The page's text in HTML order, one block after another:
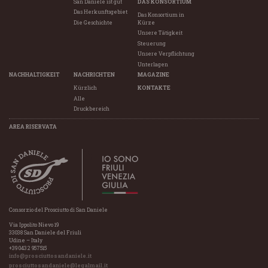
San Daniele ist gut
Das Herkunftsgebiet
Die Geschichte
DAS KONSORTIUM
Das Konsortium in
Kürze
Unsere Tätigkeit
Steuerung
Unsere Verpflichtung
Unterlagen
NACHHALTIGKEIT
NACHRICHTEN
Kürzlich
Alle
Druckbereich
MAGAZINE
KONTAKTE
AREA RISERVATA
Consorzio del Prosciutto di San Daniele
Via Ippolito Nievo 19
33038 San Daniele del Friuli
Udine – Italy
+39 0432 957515
info@prosciuttosandaniele.it
prosciuttosandaniele@legalmail.it